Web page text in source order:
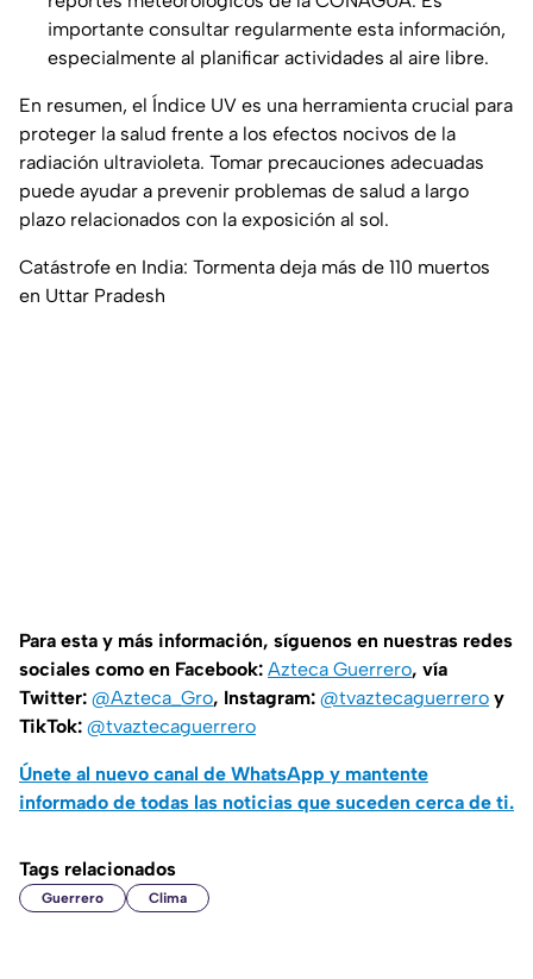
importante consultar regularmente esta información,
especialmente al planificar actividades al aire libre.
En resumen, el Índice UV es una herramienta crucial para
proteger la salud frente a los efectos nocivos de la
radiación ultravioleta. Tomar precauciones adecuadas
puede ayudar a prevenir problemas de salud a largo
plazo relacionados con la exposición al sol.
Catástrofe en India: Tormenta deja más de 110 muertos
en Uttar Pradesh
Para esta y más información, síguenos en nuestras redes
sociales como en Facebook: Azteca Guerrero, vía
Twitter: @Azteca_Gro, Instagram: @tvaztecaguerrero y
TikTok: @tvaztecaguerrero
Únete al nuevo canal de WhatsApp y mantente
informado de todas las noticias que suceden cerca de ti.
Tags relacionados
Guerrero Clima